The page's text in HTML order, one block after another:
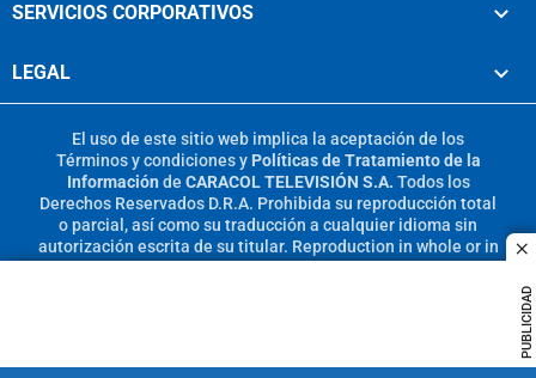
PUBLICIDAD
SERVICIOS CORPORATIVOS
LEGAL
El uso de este sitio web implica la aceptación de los
Términos y condicionesy Políticas de Tratamiento de la
Información de CARACOL TELEVISIÓN S.A. Todos los
Derechos Reservados D.R.A. Prohibida su reproducción total
o parcial, así como su traducción a cualquier idioma sin
autorización escrita de su titular. Reproduction in whole or in